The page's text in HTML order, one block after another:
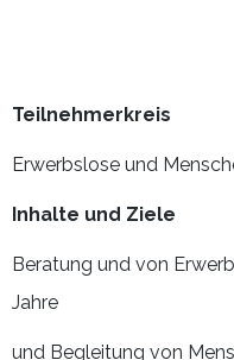
Teilnehmerkreis
Erwerbslose und
Inhalte und Ziele
Beratung und von
Jahre
und Begleitung von